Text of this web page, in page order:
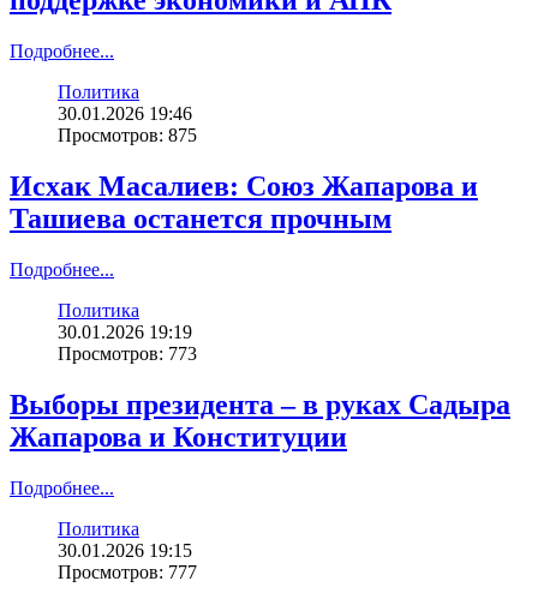
Подробнее...
Политика
30.01.2026 19:46
Просмотров: 875
Исхак Масалиев: Союз Жапарова и
Ташиева останется прочным
Подробнее...
Политика
30.01.2026 19:19
Просмотров: 773
Выборы президента – в руках Садыра
Жапарова и Конституции
Подробнее...
Политика
30.01.2026 19:15
Просмотров: 777